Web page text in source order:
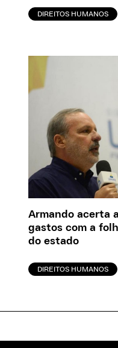
DIREITOS HUMANOS
Armando acerta
gastos com a
do estado
DIREITOS HUMANOS